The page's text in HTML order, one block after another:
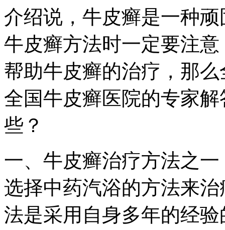
介绍说，牛皮癣是一种
牛皮癣方法时一定要注
帮助牛皮癣的治疗，那
全国牛皮癣医院的专家
些？
一、牛皮癣治疗方法之
选择中药汽浴的方法来
法是采用自身多年的经